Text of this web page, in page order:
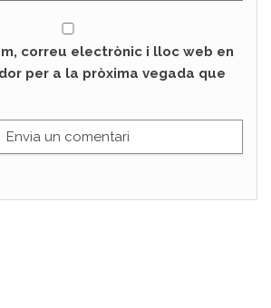
correu electrònic i lloc web en
per a la pròxima vegada que